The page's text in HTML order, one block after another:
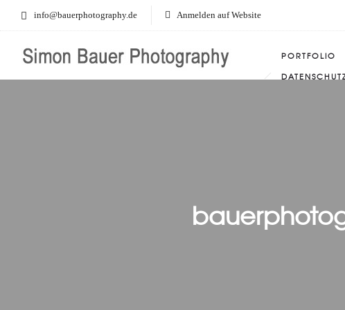
info@bauerphotography.de Anmelden auf Website
PORTFOLIO